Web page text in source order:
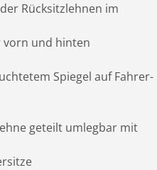
Rücksitzlehnen im
vorn und hinten
Spiegel auf Fahrer-
geteilt umlegbar mit